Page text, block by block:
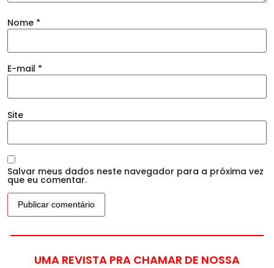
Nome *
E-mail *
Site
Salvar meus dados neste navegador para a próxima vez
que eu comentar.
UMA REVISTA PRA CHAMAR DE NOSSA